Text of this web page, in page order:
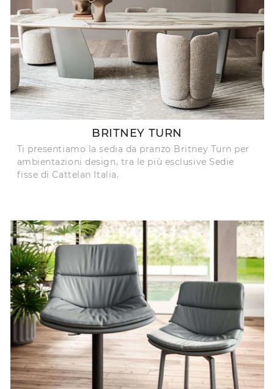
BRITNEY TURN
Ti presentiamo la sedia da pranzo Britney Turn per
ambientazioni design, tra le più esclusive Sedie
fisse di Cattelan Italia.